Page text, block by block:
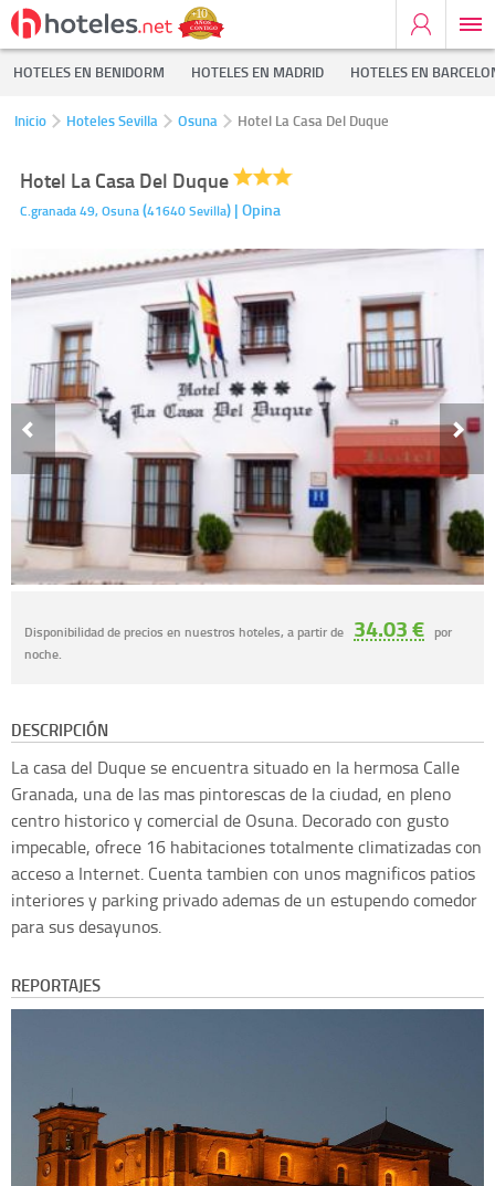
HOTELES EN BENIDORM HOTELES EN MADRID HOTELES EN
Inicio Hoteles Sevilla Osuna Hotel La Casa Del Duque
Hotel La Casa Del Duque
C.granada 49,Osuna(41640Sevilla) | Opina
Disponibilidad de precios en nuestros hoteles, a partir de 34.03 € por
noche.
DESCRIPCIÓN
La casa del Duque se encuentra situado en la hermosa Calle
Granada, una de las mas pintorescas de la ciudad, en pleno
centro historico y comercial de Osuna. Decorado con gusto
impecable, ofrece 16 habitaciones totalmente climatizadas con
acceso a Internet. Cuenta tambien con unos magnificos patios
interiores y parking privado ademas de un estupendo comedor
para sus desayunos.
REPORTAJES